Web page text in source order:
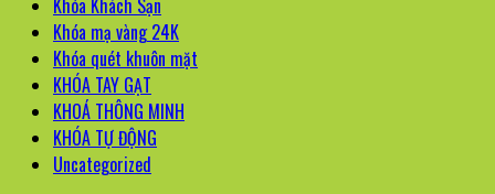
Khóa Khách Sạn
Khóa mạ vàng 24K
Khóa quét khuôn mặt
KHÓA TAY GẠT
KHOÁ THÔNG MINH
KHÓA TỰ ĐỘNG
Uncategorized